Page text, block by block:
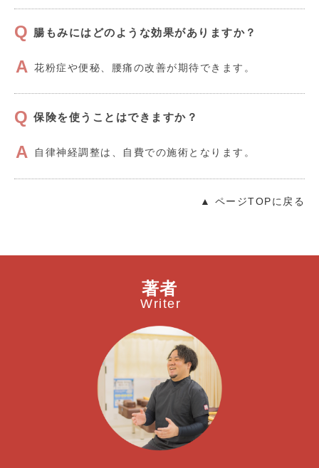
腸もみにはどのような効果がありますか？
花粉症や便秘、腰痛の改善が期待できます。
保険を使うことはできますか？
自律神経調整は、自費での施術となります。
▲ ページTOPに戻る
著者
Writer